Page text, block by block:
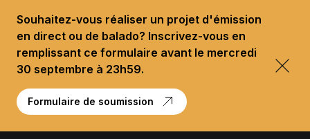
Souhaitez-vous réaliser un projet d'émission
en direct ou de balado? Inscrivez-vous en
remplissant ce formulaire avant le mercredi
30 septembre à 23h59.
Formulaire de soumission